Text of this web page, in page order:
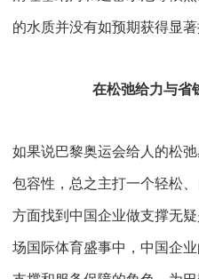
的水质并没有如预期获得显著
在松弛给力与省
如果说巴黎奥运会给人的松
包容性，总之主打一个轻松
方面找到中国企业做支撑无
场国际体育盛事中，中国企